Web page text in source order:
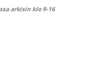
arkisin klo 9-16